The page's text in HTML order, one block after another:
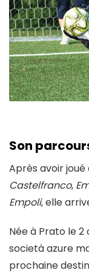
Son
Après avoir joué
Castelfranco,
Empoli, elle
Née à Prato le 2
società azure
prochaine